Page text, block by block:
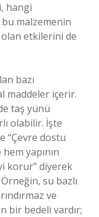
hangi
bu malzemenin
olan etkilerini de
bazı
maddeler içerir.
taş yünü
olabilir. İşte
“Çevre dostu
hem yapının
korur” diyerek
su bazlı
ve
bir bedeli vardır;